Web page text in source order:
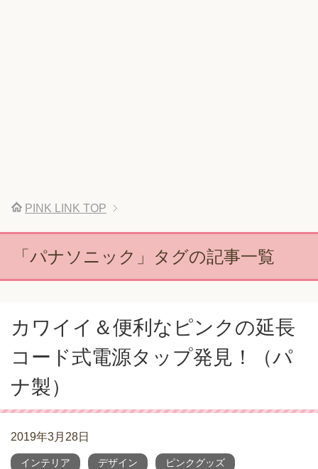
PINK LINK TOP
「パナソニック」タグの記事一覧
カワイイ＆便利なピンクの延長
コード式電源タップ発見！（パ
ナ製）
2019年3月28日
インテリア デザイン ピンクグッズ